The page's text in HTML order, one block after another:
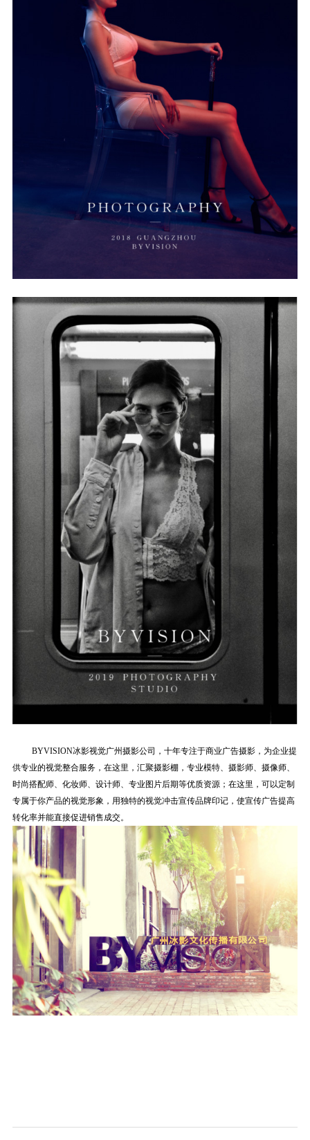
BYVISION冰影视觉广州摄影公司，十年专注于商业广告摄影，为企业提
供专业的视觉整合服务，在这里，汇聚摄影棚，专业模特、摄影师、摄像师、
时尚搭配师、化妆师、设计师、专业图片后期等优质资源；在这里，可以定制
专属于你产品的视觉形象，用独特的视觉冲击宣传品牌印记，使宣传广告提高
转化率并能直接促进销售成交。